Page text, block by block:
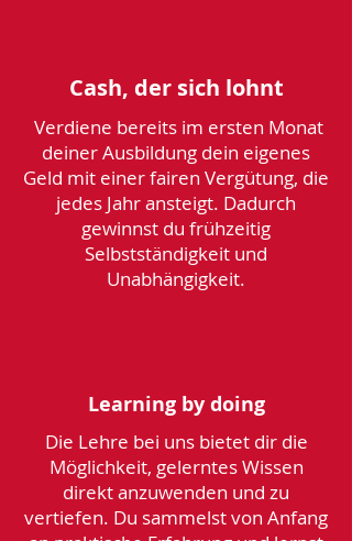
Cash, der sich lohnt
Verdiene bereits im ersten Monat
deiner Ausbildung dein eigenes
Geld mit einer fairen Vergütung, die
jedes Jahr ansteigt. Dadurch
gewinnst du frühzeitig
Selbstständigkeit und
Unabhängigkeit.
Learning by doing
Die Lehre bei uns bietet dir die
Möglichkeit, gelerntes Wissen
direkt anzuwenden und zu
vertiefen. Du sammelst von Anfang